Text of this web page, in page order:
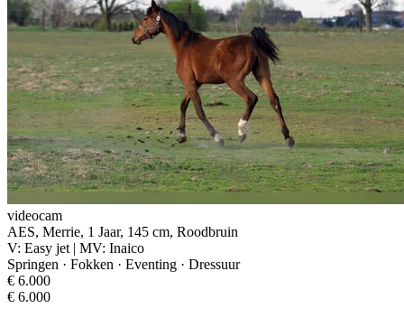
videocam
AES, Merrie, 1 Jaar, 145 cm, Roodbruin
V: Easy jet | MV: Inaico
Springen · Fokken · Eventing · Dressuur
€ 6.000
€ 6.000